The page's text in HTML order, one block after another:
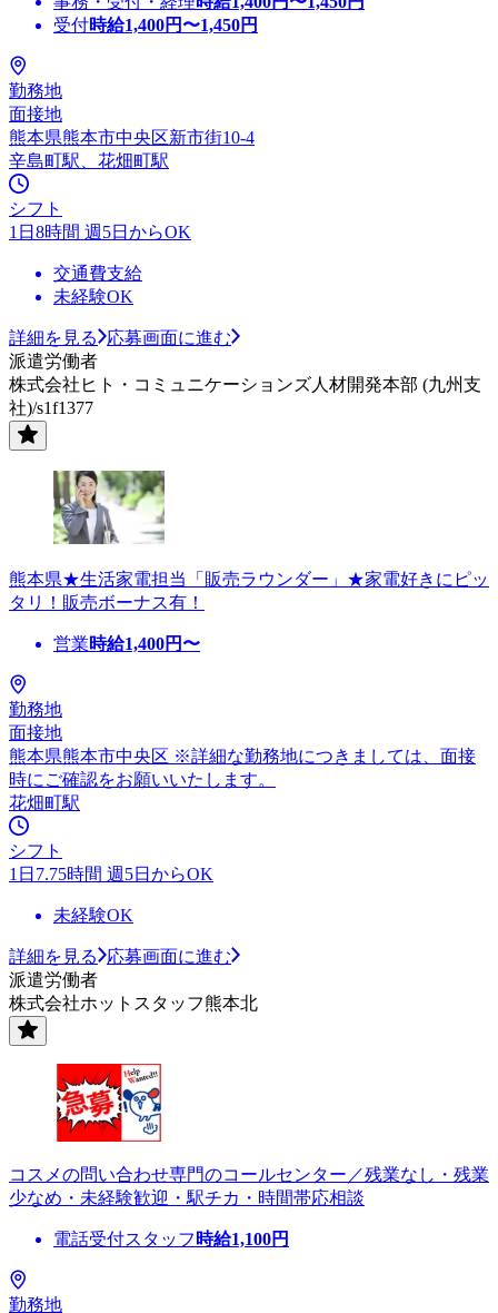
受付時給1,400円〜1,450円
勤務地
面接地
熊本県熊本市中央区新市街10-4
辛島町駅、花畑町駅
シフト
1日8時間 週5日からOK
交通費支給
未経験OK
詳細を見る
応募画面に進む
派遣労働者
株式会社ヒト・コミュニケーションズ人材開発本部 (九州支
社)/s1f1377
熊本県★生活家電担当「販売ラウンダー」★家電好きにピッ
タリ！販売ボーナス有！
営業時給1,400円〜
勤務地
面接地
熊本県熊本市中央区 ※詳細な勤務地につきましては、面接
時にご確認をお願いいたします。
花畑町駅
シフト
1日7.75時間 週5日からOK
未経験OK
詳細を見る
応募画面に進む
派遣労働者
株式会社ホットスタッフ熊本北
コスメの問い合わせ専門のコールセンター／残業なし・残業
少なめ・未経験歓迎・駅チカ・時間帯応相談
電話受付スタッフ 時給1,100円
勤務地